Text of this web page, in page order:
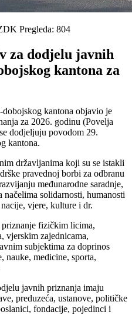
Pregleda: 804
za dodjelu javnih
kantona za
kantona objavio je
za 2026. godinu (Povelja
dodjeljuju povodom 29.
kantona.
državljanima koji su se istakli
pravednoj borbi za odbranu
međunarodne saradnje,
solidarnosti, humanosti
vjere, kulture i dr.
priznanje fizičkim licima,
vjerskim zajednicama,
subjektima za doprinos
nauke, medicine, sporta,
javnih priznanja imaju
preduzeća, ustanove, političke
fondacije, pojedinci i